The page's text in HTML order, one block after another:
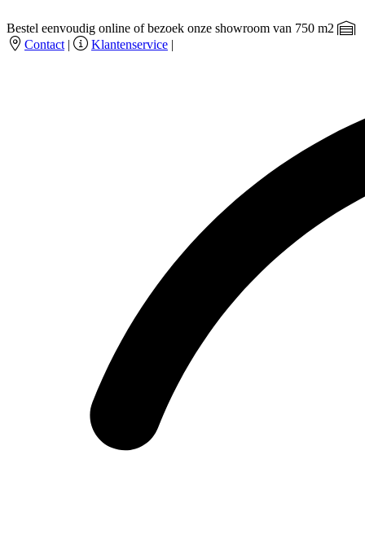
Bestel eenvoudig online of bezoek onze showroom van 750 m2
Contact | Klantenservice |